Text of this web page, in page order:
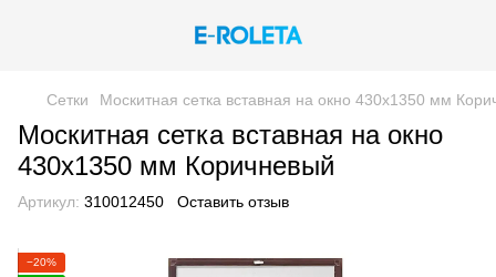
Сетки Москитная сетка вставная на окно 430х1350 мм
Москитная сетка вставная на окно
430х1350 мм Коричневый
Артикул: 310012450 Оставить отзыв
−20%